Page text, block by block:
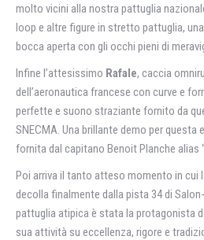
molto vicini alla nostra pattuglia
loop e altre figure in stretto pattuglia,
bocca aperta con gli occhi pieni di
Infine l’attesissimo Rafale, caccia
dell’aeronautica francese con curve e
perfette e suono straziante fornito da
SNECMA. Una brillante demo per questa
fornita dal capitano Benoit Planche alias
Poi arriva il tanto atteso momento in cui
decolla finalmente dalla pista 34 di
pattuglia atipica è stata la protagonista
sua attività su eccellenza, rigore e